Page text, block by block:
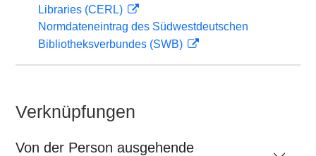
Libraries (CERL)
Normdateneintrag des Südwestdeutschen
Bibliotheksverbundes (SWB)
Verknüpfungen
Von der Person ausgehende